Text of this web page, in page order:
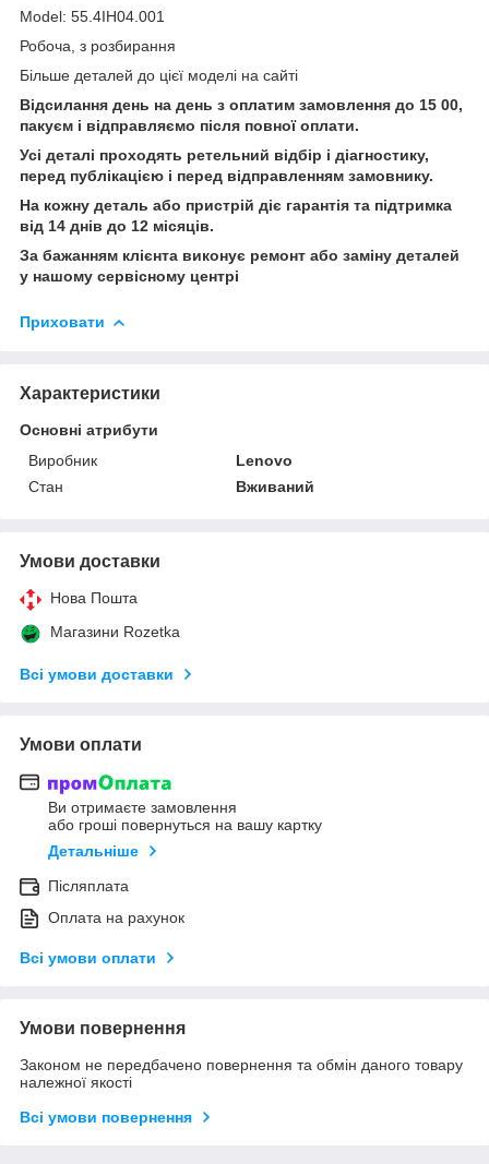
Model: 55.4IH04.001
Робоча, з розбирання
Більше деталей до цієї моделі на сайті
Відсилання день на день з оплатим замовлення до 15 00,
пакуєм і відправляємо після повної оплати.
Усі деталі проходять ретельний відбір і діагностику,
перед публікацією і перед відправленням замовнику.
На кожну деталь або пристрій діє гарантія та підтримка
від 14 днів до 12 місяців.
За бажанням клієнта виконує ремонт або заміну деталей
у нашому сервісному центрі
Приховати
Характеристики
Основні атрибути
Виробник
Lenovo
Стан
Вживаний
Умови доставки
Нова Пошта
Магазини Rozetka
Всі умови доставки
Умови оплати
Ви отримаєте замовлення
або гроші повернуться на вашу картку
Детальніше
Післяплата
Оплата на рахунок
Всі умови оплати
Умови повернення
Законом не передбачено повернення та обмін даного товару
належної якості
Всі умови повернення